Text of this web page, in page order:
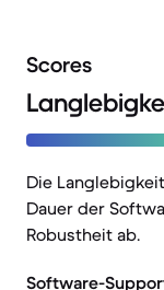
Scores
Die
Dauer der
Robustheit ab.
Software-